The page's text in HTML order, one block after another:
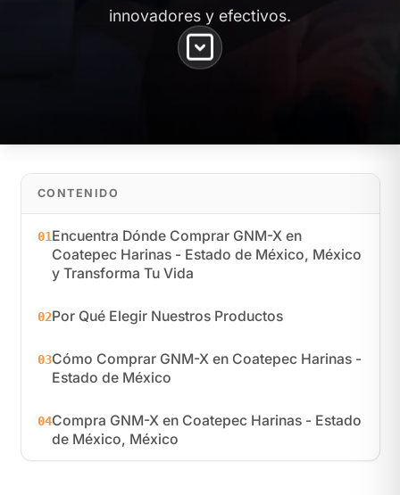
innovadores y efectivos.
CONTENIDO
01Encuentra Dónde Comprar GNM-X en
Coatepec Harinas - Estado de México, México
y Transforma Tu Vida
02Por Qué Elegir Nuestros Productos
03Cómo Comprar GNM-X en Coatepec Harinas -
Estado de México
04Compra GNM-X en Coatepec Harinas - Estado
de México, México